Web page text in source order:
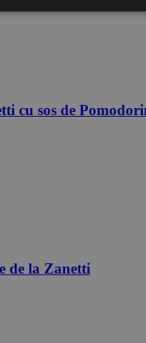
cu sos de
de la Zanetti